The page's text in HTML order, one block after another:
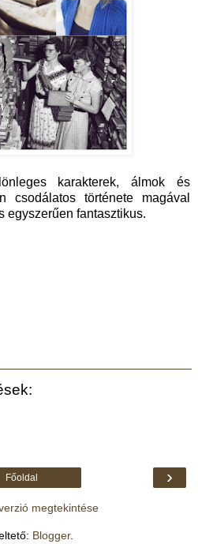
karakterek, álmok és
csodálatos története magával
egyszerűen fantasztikus.
›
Főoldal
megtekintése
Blogger.